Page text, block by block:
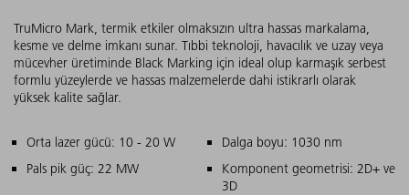
TruMicro Mark, termik etkiler olmaksızın ultra hassas markalama,
kesme ve delme imkanı sunar. Tıbbi teknoloji, havacılık ve uzay veya
mücevher üretiminde Black Marking için ideal olup karmaşık serbest
formlu yüzeylerde ve hassas malzemelerde dahi istikrarlı olarak
yüksek kalite sağlar.
Ana özellikler
Orta lazer gücü: 10 - 20 W
Dalga boyu: 1030 nm
Pals pik güç: 22 MW
Komponent geometrisi: 2D+ ve
3D